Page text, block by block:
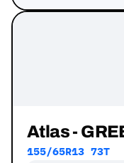
Atlas -
155/65R13 73T